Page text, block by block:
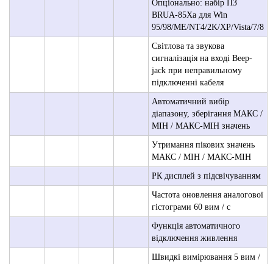
Опціонально: набір ПЗ
BRUA-85Xa для Win
95/98/ME/NT4/2K/XP/Vista/7/8
Світлова та звукова
сигналізація на вході Beep-
jack при неправильному
підключенні кабеля
Автоматичний вибір
діапазону, зберігання МАКС /
МІН / МАКС-МІН значень
Утримання пікових значень
МАКС / МІН / МАКС-МІН
РК дисплей з підсвічуванням
Частота оновлення аналогової
гістограми 60 вим / с
Функція автоматичного
відключення живлення
Швидкі вимірювання 5 вим /